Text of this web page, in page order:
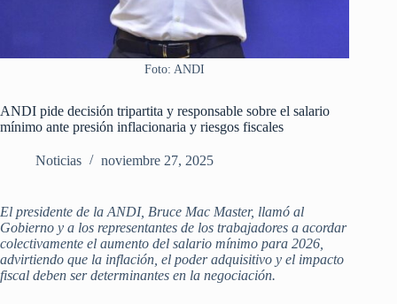
Foto: ANDI
ANDI pide decisión tripartita y responsable sobre el salario
mínimo ante presión inflacionaria y riesgos fiscales
Noticias noviembre 27, 2025
El presidente de la ANDI, Bruce Mac Master, llamó al
Gobierno y a los representantes de los trabajadores a acordar
colectivamente el aumento del salario mínimo para 2026,
advirtiendo que la inflación, el poder adquisitivo y el impacto
fiscal deben ser determinantes en la negociación.